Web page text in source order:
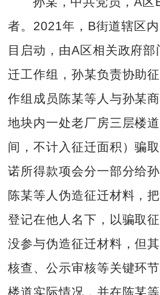
者。2021年，B街道辖区
目启动，由A区相关政府
迁工作组，孙某负责协助
作组成员陈某等人与孙某
地块内一处老厂房三层楼
间，不计入征迁面积）骗
诺所得款项会分一部分给
陈某等人伪造征迁材料，
登记在他人名下，以骗取
没参与伪造征迁材料，但
核查、公示审核等关键环
楼道实际情况，并在陈某